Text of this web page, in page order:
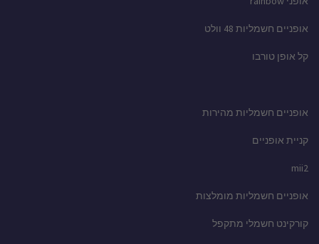
אופניים חשמליות 48 וולט
קל אופן טורבו
אופניים חשמליות מהירות
קניית אופניים
mii2
אופניים חשמליות מומלצות
קורקינט חשמלי מתקפל